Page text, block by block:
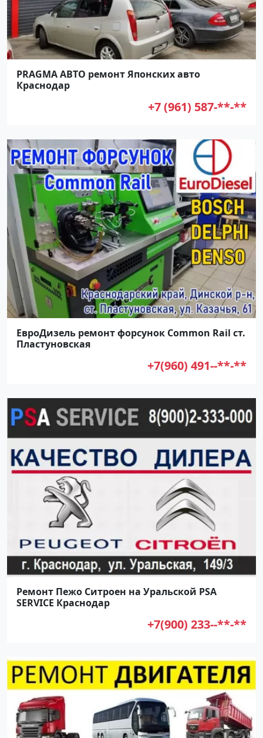
PRAGMA АВТО ремонт Японских авто
Краснодар
+7 (961) 587-**-**
ЕвроДизель ремонт форсунок Common Rail ст.
Пластуновская
+7(960) 491--**-**
Ремонт Пежо Ситроен на Уральской PSA
SERVICE Краснодар
+7(900) 233--**-**